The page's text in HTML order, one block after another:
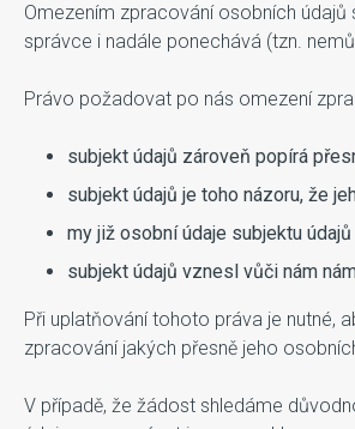
Omezením zpracování osobních
správce i nadále ponechává (tzn.
Právo požadovat po nás omezení
subjekt údajů zároveň popírá
subjekt údajů je toho názoru, že
my již osobní údaje subjektu
subjekt údajů vznesl vůči nám
Při uplatňování tohoto práva je nutné,
zpracování jakých přesně jeho
V případě, že žádost shledáme